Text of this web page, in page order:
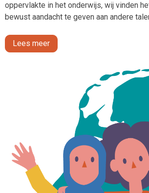
oppervlakte in het onderwijs, wij vinden
bewust aandacht te geven aan andere
Lees meer